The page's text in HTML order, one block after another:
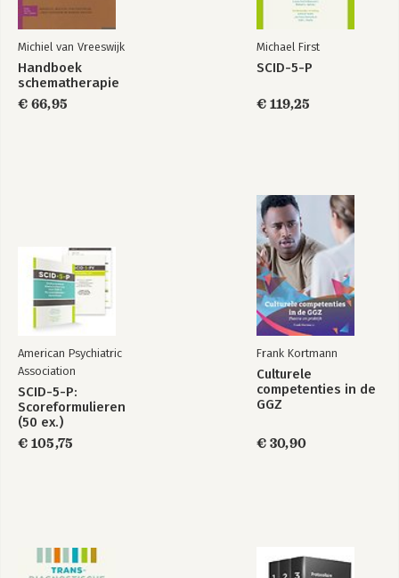
Michiel van Vreeswijk
Handboek
schematherapie
€ 66,95
Michael First
SCID-5-P
€ 119,25
American Psychiatric
Association
SCID-5-P:
Scoreformulieren
(50 ex.)
€ 105,75
Frank Kortmann
Culturele
competenties in de
GGZ
€ 30,90